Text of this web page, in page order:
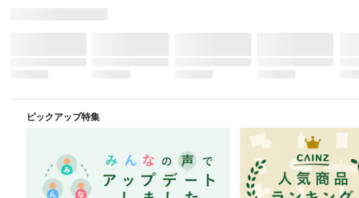
ピックアップ特集